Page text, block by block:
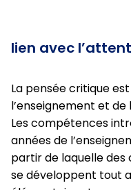
lien avec
La pensée critique
l’enseignement et de
Les compétences
années de
partir de laquelle
se développent tout